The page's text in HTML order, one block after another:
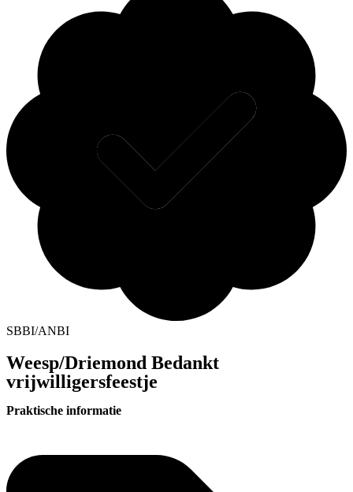
SBBI/ANBI
Weesp/Driemond Bedankt
vrijwilligersfeestje
Praktische informatie